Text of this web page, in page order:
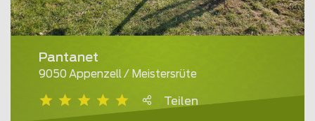
Pantanet
9050 Appenzell / Meistersrüte
Teilen